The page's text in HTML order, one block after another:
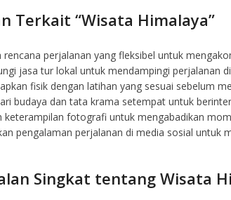
Terkait “Wisata Himalaya”
rencana perjalanan yang fleksibel untuk
jasa tur lokal untuk mendampingi perjalanan
fisik dengan latihan yang sesuai sebelum
budaya dan tata krama setempat untuk
keterampilan fotografi untuk mengabadikan
pengalaman perjalanan di media sosial untuk
Singkat tentang Wisata